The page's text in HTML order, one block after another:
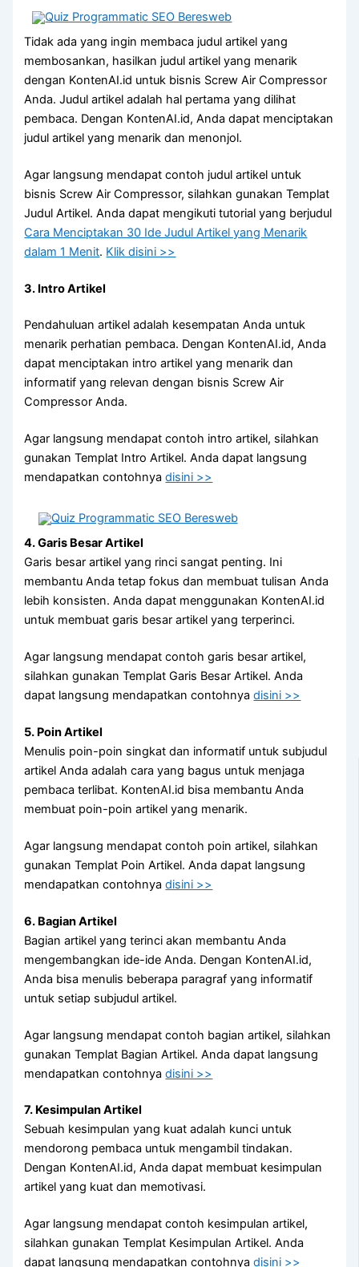
Tidak ada yang ingin membaca judul artikel yang
membosankan, hasilkan judul artikel yang menarik
dengan KontenAI.id untuk bisnis Screw Air Compressor
Anda. Judul artikel adalah hal pertama yang dilihat
pembaca. Dengan KontenAI.id, Anda dapat menciptakan
judul artikel yang menarik dan menonjol.
Agar langsung mendapat contoh judul artikel untuk
bisnis Screw Air Compressor, silahkan gunakan Templat
Judul Artikel. Anda dapat mengikuti tutorial yang berjudul
Cara Menciptakan 30 Ide Judul Artikel yang Menarik
dalam 1 Menit. Klik disini >>
3. Intro Artikel
Pendahuluan artikel adalah kesempatan Anda untuk
menarik perhatian pembaca. Dengan KontenAI.id, Anda
dapat menciptakan intro artikel yang menarik dan
informatif yang relevan dengan bisnis Screw Air
Compressor Anda.
Agar langsung mendapat contoh intro artikel, silahkan
gunakan Templat Intro Artikel. Anda dapat langsung
mendapatkan contohnyadisini >>
4. Garis Besar Artikel
Garis besar artikel yang rinci sangat penting. Ini
membantu Anda tetap fokus dan membuat tulisan Anda
lebih konsisten. Anda dapat menggunakan KontenAI.id
untuk membuat garis besar artikel yang terperinci.
Agar langsung mendapat contoh garis besar artikel,
silahkan gunakan Templat Garis Besar Artikel. Anda
dapat langsung mendapatkan contohnyadisini >>
5. Poin Artikel
Menulis poin-poin singkat dan informatif untuk subjudul
artikel Anda adalah cara yang bagus untuk menjaga
pembaca terlibat. KontenAI.id bisa membantu Anda
membuat poin-poin artikel yang menarik.
Agar langsung mendapat contoh poin artikel, silahkan
gunakan Templat Poin Artikel. Anda dapat langsung
mendapatkan contohnyadisini >>
6. Bagian Artikel
Bagian artikel yang terinci akan membantu Anda
mengembangkan ide-ide Anda. Dengan KontenAI.id,
Anda bisa menulis beberapa paragraf yang informatif
untuk setiap subjudul artikel.
Agar langsung mendapat contoh bagian artikel, silahkan
gunakan Templat Bagian Artikel. Anda dapat langsung
mendapatkan contohnyadisini >>
7. Kesimpulan Artikel
Sebuah kesimpulan yang kuat adalah kunci untuk
mendorong pembaca untuk mengambil tindakan.
Dengan KontenAI.id, Anda dapat membuat kesimpulan
artikel yang kuat dan memotivasi.
Agar langsung mendapat contoh kesimpulan artikel,
silahkan gunakan Templat Kesimpulan Artikel. Anda
dapat langsung mendapatkan contohnyadisini >>